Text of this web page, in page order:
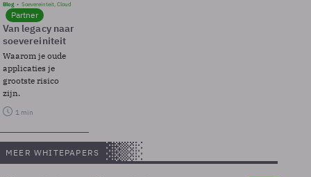
Blog Soevereinteit, Cloud
Partner
Van legacy naar
soevereiniteit
Waarom je oude
applicaties je
grootste risico
zijn.
1 min
MEER WHITEPAPERS